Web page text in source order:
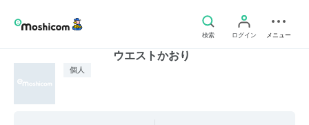
検索 ログイン メニュー
個人
ウエストかおり